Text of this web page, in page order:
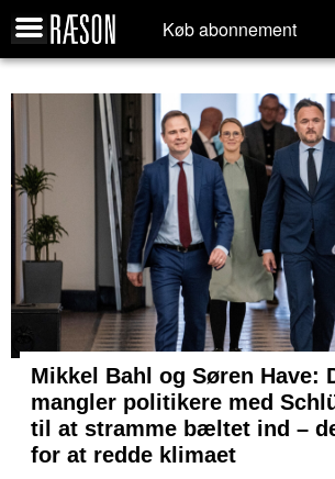
Køb abonnement
Mikkel Bahl og Søren Have:
mangler politikere med
til at stramme bæltet ind –
for at redde klimaet